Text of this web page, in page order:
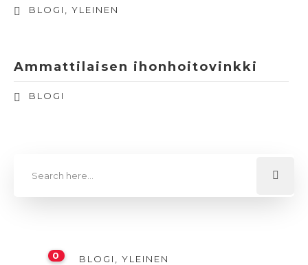
BLOGI YLEINEN
Ammattilaisen ihonhoitovinkki
BLOGI
0 BLOGI YLEINEN